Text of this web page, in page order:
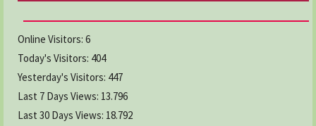
Online Visitors: 6
Today's Visitors: 404
Yesterday's Visitors: 447
Last 7 Days Views: 13.796
Last 30 Days Views: 18.792